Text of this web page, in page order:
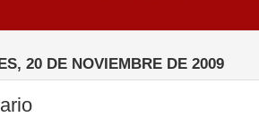
20 DE NOVIEMBRE DE 2009